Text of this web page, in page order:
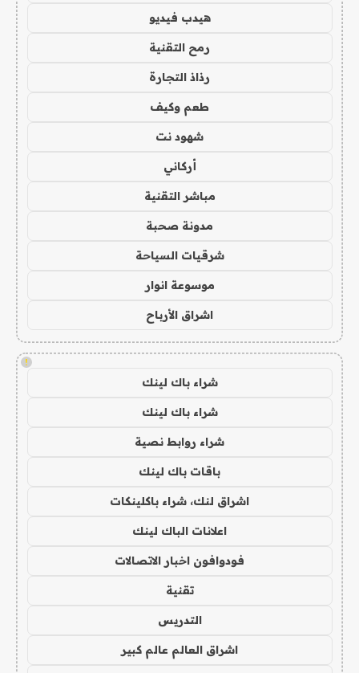
هيدب فيديو
رمح التقنية
رذاذ التجارة
طعم وكيف
شهود نت
أركاني
مباشر التقنية
مدونة صحبة
شرقيات السياحة
موسوعة انوار
اشراق الأرباح
!
شراء باك لينك
شراء باك لينك
شراء روابط نصية
باقات باك لينك
اشراق لنك، شراء باكلينكات
اعلانات الباك لينك
فودوافون اخبار الاتصالات
تقنية
التدريس
اشراق العالم عالم كبير